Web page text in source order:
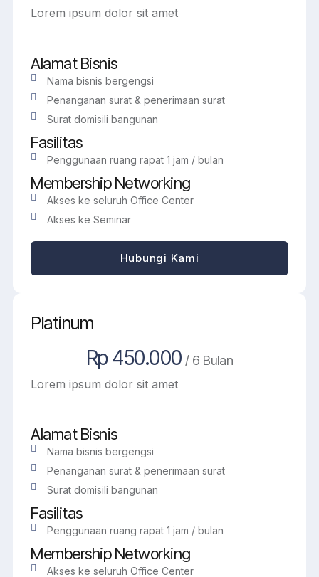
Lorem ipsum dolor sit amet
Alamat Bisnis
Nama bisnis bergengsi
Penanganan surat & penerimaan surat
Surat domisili bangunan
Fasilitas
Penggunaan ruang rapat 1 jam / bulan
Membership Networking
Akses ke seluruh Office Center
Akses ke Seminar
Hubungi Kami
Platinum
Rp 450.000 / 6 Bulan
Lorem ipsum dolor sit amet
Alamat Bisnis
Nama bisnis bergengsi
Penanganan surat & penerimaan surat
Surat domisili bangunan
Fasilitas
Penggunaan ruang rapat 1 jam / bulan
Membership Networking
Akses ke seluruh Office Center